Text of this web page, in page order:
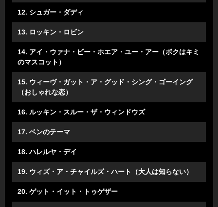
12. シュガー・ダディ
13. ロッキン・ロビン
14. アイ・ウァナ・ビー・ホエア・ユー・アー（ボクはキミ
のマスコット）
15. ウィーヴ・ガット・ア・グッド・シング・ゴーイング
（おしゃれな恋）
16. ルッキン・スルー・ザ・ウィンドウズ
17. ベンのテーマ
18. ハレルヤ・デイ
19. ウィズ・ア・チャイルズ・ハート（大人は知らない）
20. ゲット・イット・トゥゲザー